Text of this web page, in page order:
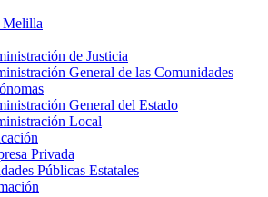
Melilla
de Justicia
General de las Comunidades
General del Estado
Local
Privada
Públicas Estatales